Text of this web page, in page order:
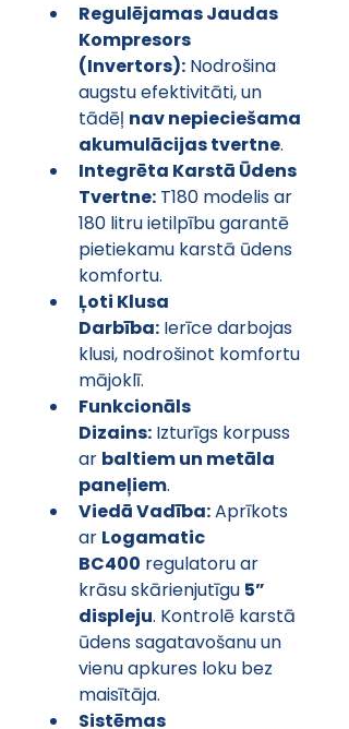
Regulējamas Jaudas
Kompresors
(Invertors): Nodrošina
augstu efektivitāti, un
tādēļ nav nepieciešama
akumulācijas tvertne.
Integrēta Karstā Ūdens
Tvertne: T180 modelis ar
180 litru ietilpību garantē
pietiekamu karstā ūdens
komfortu.
Ļoti Klusa
Darbība: Ierīce darbojas
klusi, nodrošinot komfortu
mājoklī.
Funkcionāls
Dizains: Izturīgs korpuss
ar baltiem un metāla
paneļiem.
Viedā Vadība: Aprīkots
ar Logamatic
BC400 regulatoru ar
krāsu skārienjutīgu 5”
displeju. Kontrolē karstā
ūdens sagatavošanu un
vienu apkures loku bez
maisītāja.
Sistēmas